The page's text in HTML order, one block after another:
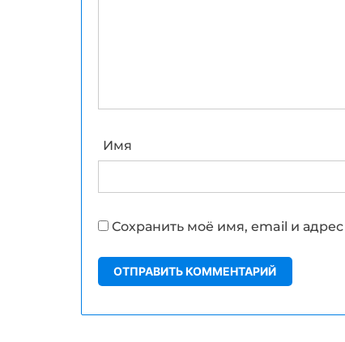
Имя
Сохранить моё имя, email и